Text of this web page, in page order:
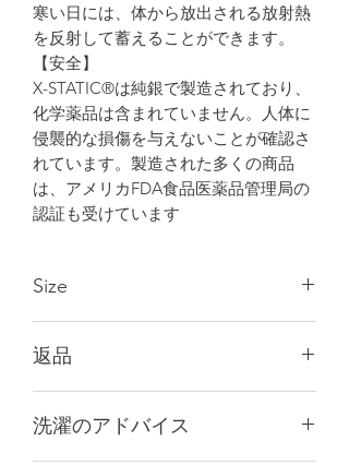
寒い日には、体から放出される放射熱
を反射して蓄えることができます。
【安全】
X-STATIC®は純銀で製造されており、
化学薬品は含まれていません。人体に
侵襲的な損傷を与えないことが確認さ
れています。製造された多くの商品
は、アメリカFDA食品医薬品管理局の
認証も受けています
Size
返品
の包装を開封した場合、7日間の鑑
洗濯のアドバイス